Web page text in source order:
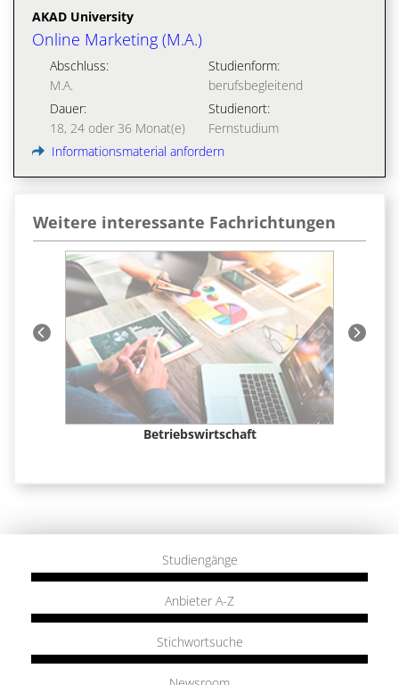
AKAD University
Online Marketing (M.A.)
Abschluss:
M.A.
Studienform:
berufsbegleitend
Dauer:
18, 24 oder 36 Monat(e)
Studienort:
Fernstudium
Informationsmaterial anfordern
Weitere interessante Fachrichtungen
Betriebswirtschaft
Studiengänge
Anbieter A-Z
Stichwortsuche